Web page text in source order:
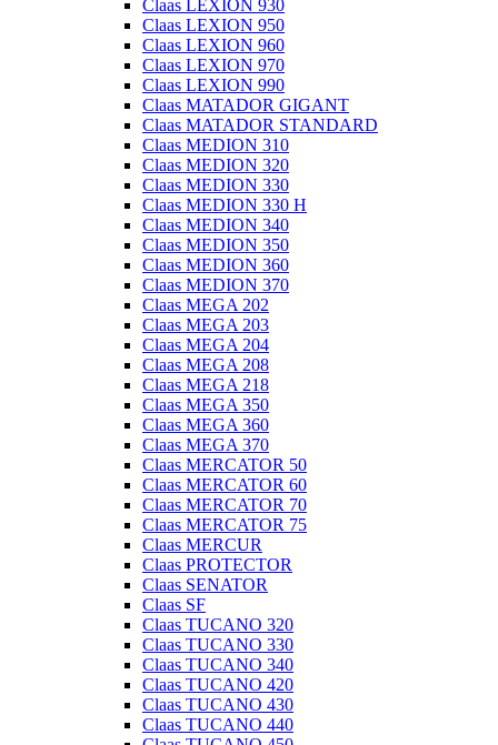
Claas LEXION 930
Claas LEXION 950
Claas LEXION 960
Claas LEXION 970
Claas LEXION 990
Claas MATADOR GIGANT
Claas MATADOR STANDARD
Claas MEDION 310
Claas MEDION 320
Claas MEDION 330
Claas MEDION 330 H
Claas MEDION 340
Claas MEDION 350
Claas MEDION 360
Claas MEDION 370
Claas MEGA 202
Claas MEGA 203
Claas MEGA 204
Claas MEGA 208
Claas MEGA 218
Claas MEGA 350
Claas MEGA 360
Claas MEGA 370
Claas MERCATOR 50
Claas MERCATOR 60
Claas MERCATOR 70
Claas MERCATOR 75
Claas MERCUR
Claas PROTECTOR
Claas SENATOR
Claas SF
Claas TUCANO 320
Claas TUCANO 330
Claas TUCANO 340
Claas TUCANO 420
Claas TUCANO 430
Claas TUCANO 440